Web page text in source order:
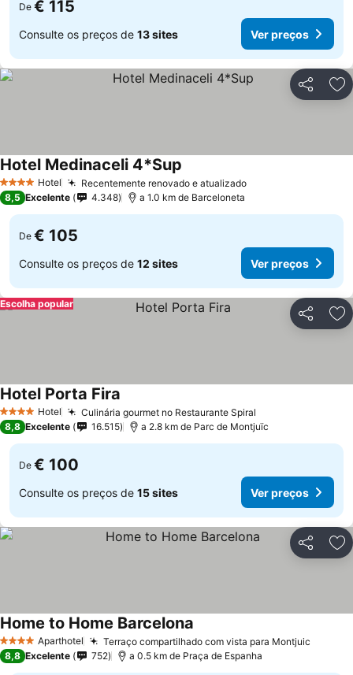
De € 115
Consulte os preços de 13 sites Ver preços
Partilhar
4 EstrelasHotel Recentemente renovado e atualizado
Hotel Medinaceli 4*Sup
8,5 Excelente 4.348 a 1.0 km de Barceloneta
De € 105
Consulte os preços de 12 sites Ver preços
Partilhar
Escolha popular
4 EstrelasHotel Culinária gourmet no Restaurante Spiral
Hotel Porta Fira
8,8 Excelente 16.515 a 2.8 km de Parc de Montjuïc
De € 100
Consulte os preços de 15 sites Ver preços
Partilhar
4 EstrelasAparthotel Terraço compartilhado com vista para Montjuic
Home to Home Barcelona
8,8 Excelente 752 a 0.5 km de Praça de Espanha